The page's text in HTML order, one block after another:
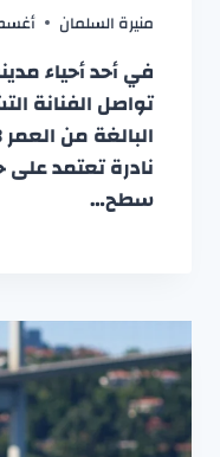
منيرة السلمان أغسطس
في أحد أحياء
تواصل الفنانة
نادرة تعتمد
سطح…